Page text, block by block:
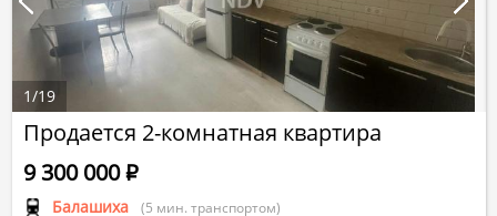
Продается 2-комнатная квартира
Балашиха (5 мин. транспортом)
9 300 000Р
1/19